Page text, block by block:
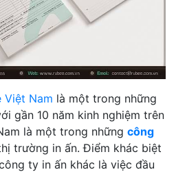
Việt Nam là một trong những
gần 10 năm kinh nghiệm trên
là một trong những công
trường in ấn. Điểm khác biệt
ty in ấn khác là việc đầu